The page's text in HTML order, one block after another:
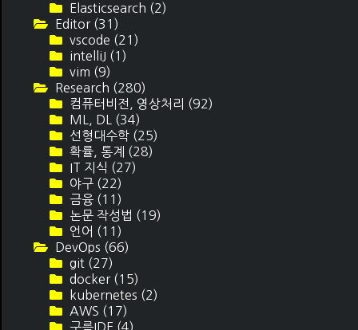
Elasticsearch (2)
Editor (31)
vscode (21)
intelliJ (1)
vim (9)
Research (280)
컴퓨터비전, 영상처리 (92)
ML, DL (34)
선형대수학 (25)
확률, 통계 (28)
IT 지식 (27)
야구 (22)
금융 (11)
논문 작성법 (19)
언어 (11)
DevOps (66)
git (27)
docker (15)
kubernetes (2)
AWS (17)
구름IDE (4)